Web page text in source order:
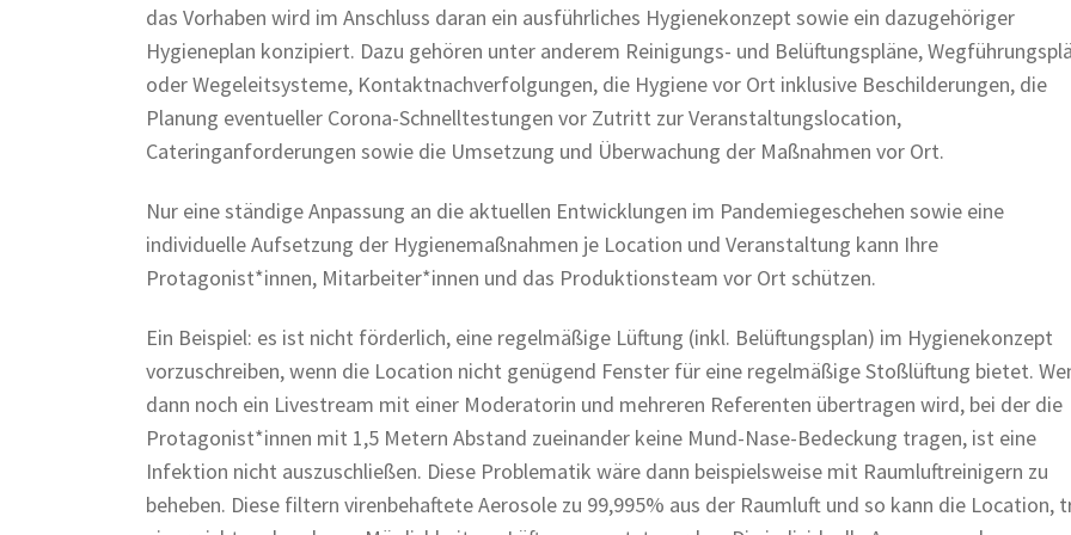
das Vorhaben wird im Anschluss daran ein ausführliches Hygienekonzept sowie ein dazugehöriger
Hygieneplan konzipiert. Dazu gehören unter anderem Reinigungs- und Belüftungspläne,
oder Wegeleitsysteme, Kontaktnachverfolgungen, die Hygiene vor Ort inklusive Beschilderungen, die
Planung eventueller Corona-Schnelltestungen vor Zutritt zur Veranstaltungslocation,
Cateringanforderungen sowie die Umsetzung und Überwachung der Maßnahmen vor Ort.
Nur eine ständige Anpassung an die aktuellen Entwicklungen im Pandemiegeschehen sowie eine
individuelle Aufsetzung der Hygienemaßnahmen je Location und Veranstaltung kann Ihre
Protagonist*innen, Mitarbeiter*innen und das Produktionsteam vor Ort schützen.
Ein Beispiel: es ist nicht förderlich, eine regelmäßige Lüftung (inkl. Belüftungsplan) im Hygienekonzept
vorzuschreiben, wenn die Location nicht genügend Fenster für eine regelmäßige Stoßlüftung bietet.
dann noch ein Livestream mit einer Moderatorin und mehreren Referenten übertragen wird, bei der die
Protagonist*innen mit 1,5 Metern Abstand zueinander keine Mund-Nase-Bedeckung tragen, ist eine
Infektion nicht auszuschließen. Diese Problematik wäre dann beispielsweise mit Raumluftreinigern zu
beheben. Diese filtern virenbehaftete Aerosole zu 99,995% aus der Raumluft und so kann die Location,